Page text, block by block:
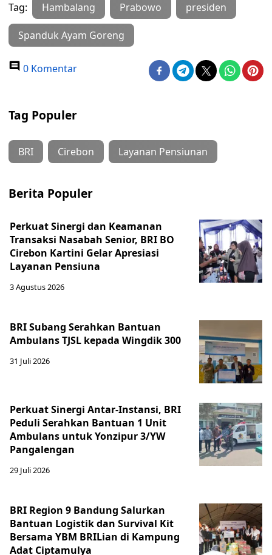
Tag: Hambalang Prabowo presiden
Spanduk Ayam Goreng
0 Komentar
Tag Populer
BRI Cirebon Layanan Pensiunan
Berita Populer
Perkuat Sinergi dan Keamanan
Transaksi Nasabah Senior, BRI BO
Cirebon Kartini Gelar Apresiasi
Layanan Pensiuna
3 Agustus 2026
BRI Subang Serahkan Bantuan
Ambulans TJSL kepada Wingdik 300
31 Juli 2026
Perkuat Sinergi Antar-Instansi, BRI
Peduli Serahkan Bantuan 1 Unit
Ambulans untuk Yonzipur 3/YW
Pangalengan
29 Juli 2026
BRI Region 9 Bandung Salurkan
Bantuan Logistik dan Survival Kit
Bersama YBM BRILian di Kampung
Adat Ciptamulya